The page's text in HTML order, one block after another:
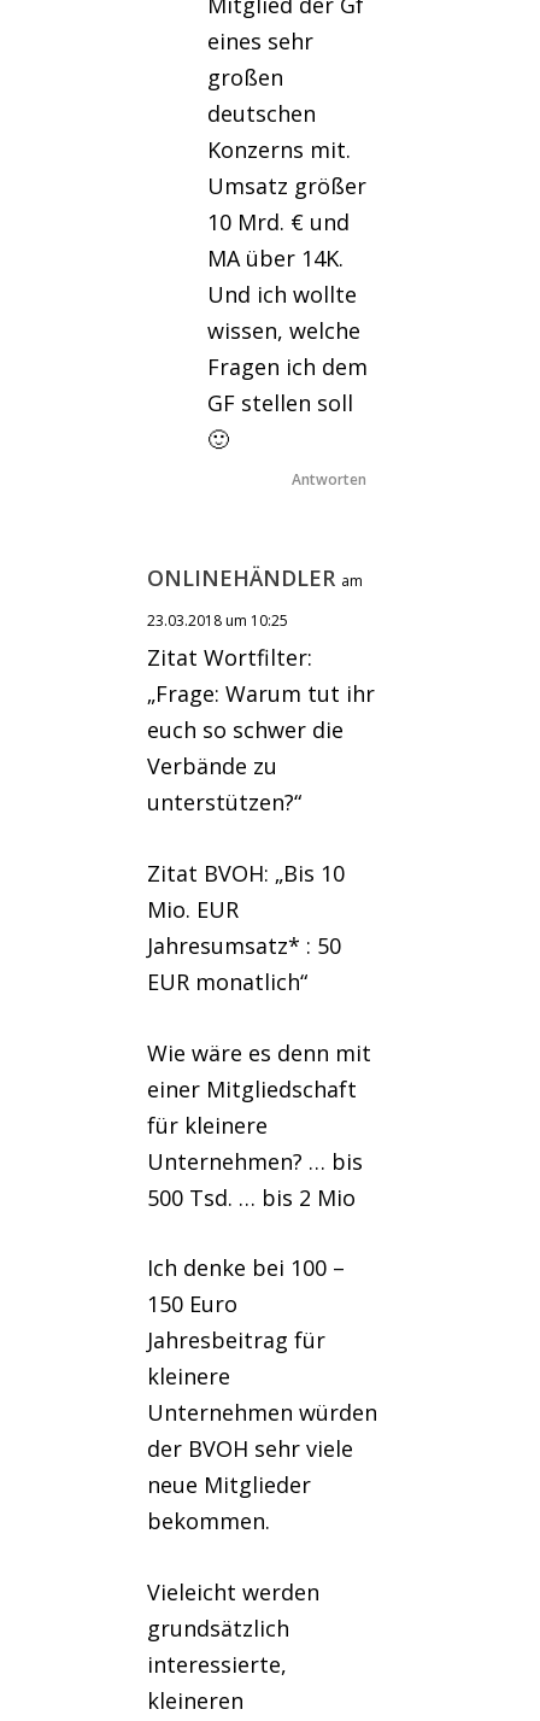
eines sehr
großen
deutschen
Konzerns mit.
Umsatz größer
10 Mrd. € und
MA über 14K.
Und ich wollte
wissen, welche
Fragen ich dem
GF stellen soll
🙂
Antworten
ONLINEHÄNDLER am
23.03.2018 um 10:25
Zitat Wortfilter:
„Frage: Warum tut ihr
euch so schwer die
Verbände zu
unterstützen?“
Zitat BVOH: „Bis 10
Mio. EUR
Jahresumsatz* : 50
EUR monatlich“
Wie wäre es denn mit
einer Mitgliedschaft
für kleinere
Unternehmen? … bis
500 Tsd. … bis 2 Mio
Ich denke bei 100 –
150 Euro
Jahresbeitrag für
kleinere
Unternehmen würden
der BVOH sehr viele
neue Mitglieder
bekommen.
Vieleicht werden
grundsätzlich
interessierte,
kleineren